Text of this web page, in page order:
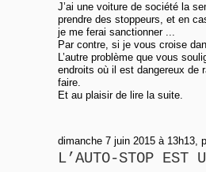
J’ai une voiture de société la
prendre des stoppeurs, et en
je me ferai sanctionner ...
Par contre, si je vous croise
L’autre problème que vous
endroits où il est dangereux de
faire.
Et au plaisir de lire la suite.
dimanche 7 juin 2015 à 13h13,
L’AUTO-STOP EST